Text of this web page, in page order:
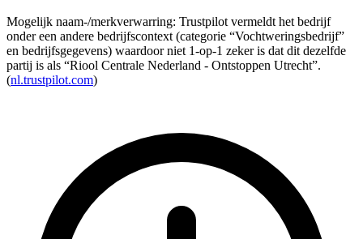
Mogelijk naam-/merkverwarring: Trustpilot vermeldt het bedrijf
onder een andere bedrijfscontext (categorie “Vochtweringsbedrijf”
en bedrijfsgegevens) waardoor niet 1-op-1 zeker is dat dit dezelfde
partij is als “Riool Centrale Nederland - Ontstoppen Utrecht”.
(nl.trustpilot.com)